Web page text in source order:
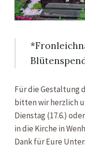
Für die Gestaltung
bitten wir herzlich
Dienstag (17.6.)
in die Kirche in
Dank für Eure